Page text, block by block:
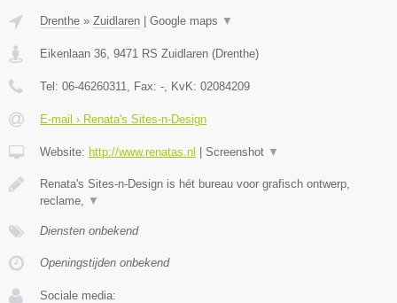
Drenthe » Zuidlaren Google maps ▼
Eikenlaan 36 9471 RS Zuidlaren (Drenthe)
Tel: 06-46260311 , Fax: - , KvK: 02084209
E-mail › Renata's Sites-n-Design
Website: http://www.renatas.nl Screenshot ▼
Renata's Sites-n-Design is hét bureau voor grafisch ontwerp,
reclame,
▼
Diensten onbekend
Openingstijden onbekend
Sociale media: